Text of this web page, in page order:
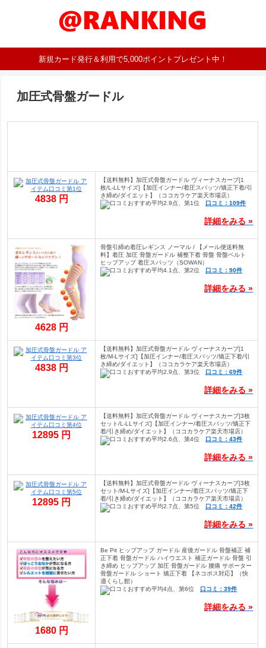
新規カード発行＆利用で5,000ポイントプレゼント中！
加圧式骨盤ガードル
4838 円
【送料無料】加圧式骨盤ガードル ヴィーナスカーブ[1
枚/L-LLサイズ]【加圧インナー/着圧スパッツ/矯正下着/引
き締め/ダイエット】（ココカラケア楽天市場店）
口コミ：109件
詳細をみる »
4628 円
骨盤引締め着圧レギンス ノーマル / 【メール便送料無
料】着圧 加圧 骨盤ガードル 補整下着 骨盤 骨盤ベルト
ヒップアップ 着圧スパッツ（SOWAN）
口コミ：90件
詳細をみる »
4838 円
【送料無料】加圧式骨盤ガードル ヴィーナスカーブ[1
枚/M-Lサイズ]【加圧インナー/着圧スパッツ/矯正下着/引
き締め/ダイエット】（ココカラケア楽天市場店）
口コミ：69件
詳細をみる »
12895 円
【送料無料】加圧式骨盤ガードル ヴィーナスカーブ[3枚
セット/L-LLサイズ]【加圧インナー/着圧スパッツ/矯正下
着/引き締め/ダイエット】（ココカラケア楽天市場店）
口コミ：43件
詳細をみる »
12895 円
【送料無料】加圧式骨盤ガードル ヴィーナスカーブ[3枚
セット/M-Lサイズ]【加圧インナー/着圧スパッツ/矯正下
着/引き締め/ダイエット】（ココカラケア楽天市場店）
口コミ：42件
詳細をみる »
1680 円
Be Pit ヒップアップ ガードル 産後ガードル 骨盤補正 補
正下着 骨盤ガードル ハイウエスト 補正ガードル 骨盤 引
き締め ヒップアップ 加圧 骨盤ガードル 腰痛 サポーター
骨盤ガードル ショート 矯正下着 【ネコポス対応】（快
適くらし館）
口コミ：39件
詳細をみる »